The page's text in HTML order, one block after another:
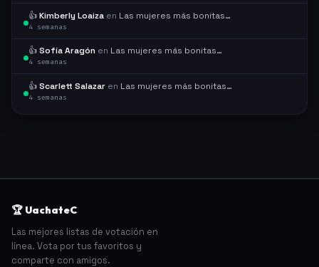
👍Kimberly Loaiza en Las mujeres más bonitas…
4 semanas
👍Sofía Aragón en Las mujeres más bonitas…
4 semanas
👍Scarlett Salazar en Las mujeres más bonitas…
4 semanas
🏆 UachateC
Las mejores listas de votación en
línea. Vota por tus favoritos y
comparte con amigos.